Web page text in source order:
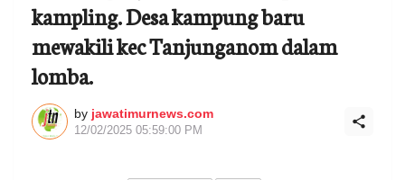
kampling. Desa kampung baru
mewakili kec Tanjunganom dalam
lomba.
by jawatimurnews.com
12/02/2025 05:59:00 PM